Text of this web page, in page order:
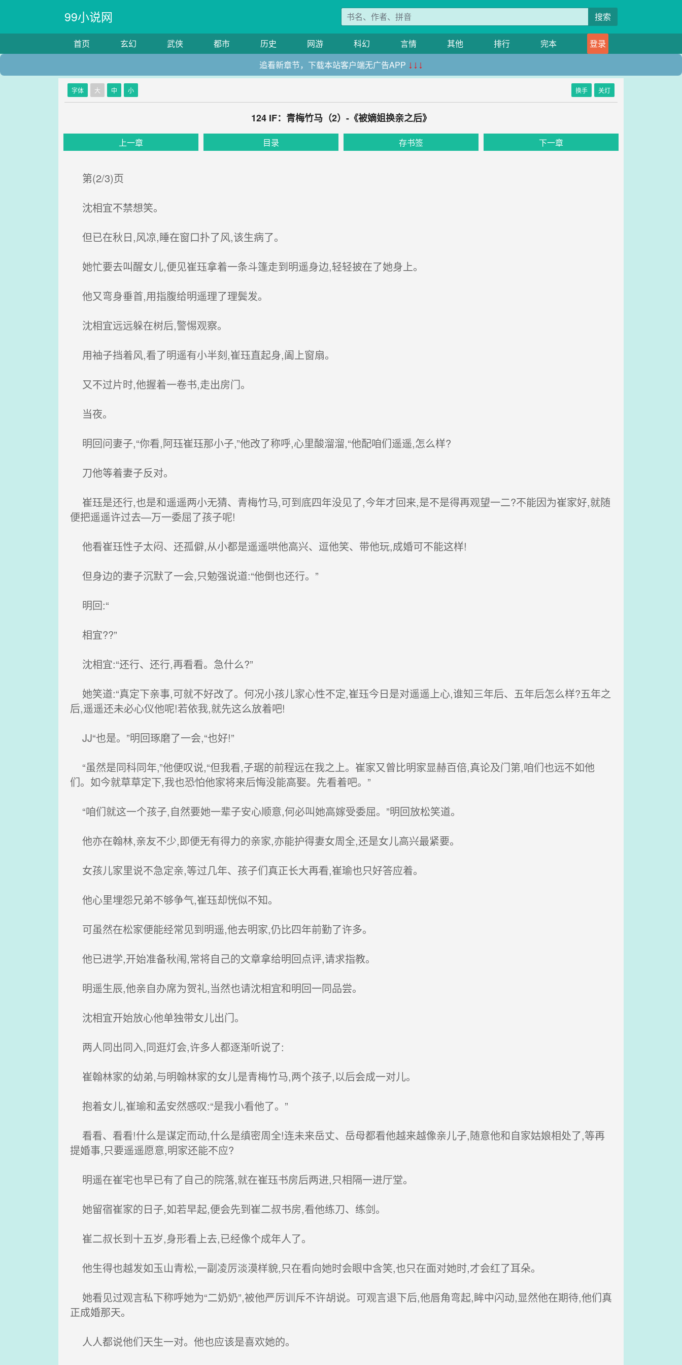
99小说网 搜索
首页 玄幻 武侠 都市 历史 网游 科幻 言情 其他 排行 完本
登录
追看新章节，下载本站客户端无广告APP ↓↓↓
字体 大 中 小 换手 关灯
124 IF：青梅竹马（2）-《被嫡姐换亲之后》
上一章 目录 存书签 下一章
第(2/3)页
沈相宜不禁想笑。
但已在秋日,风凉,睡在窗口扑了风,该生病了。
她忙要去叫醒女儿,便见崔珏拿着一条斗篷走到明遥身边,轻轻披在了她身上。
他又弯身垂首,用指腹给明遥理了理鬓发。
沈相宜远远躲在树后,警惕观察。
用袖子挡着风,看了明遥有小半刻,崔珏直起身,阖上窗扇。
又不过片时,他握着一卷书,走出房门。
当夜。
明回问妻子,“你看,阿珏崔珏那小子,”他改了称呼,心里酸溜溜,“他配咱们遥遥,怎么样?
刀他等着妻子反对。
崔珏是还行,也是和遥遥两小无猜、青梅竹马,可到底四年没见了,今年才回来,是不是得再观望一二?不能因为崔家好,就随
便把遥遥许过去—万一委屈了孩子呢!
他看崔珏性子太闷、还孤僻,从小都是遥遥哄他高兴、逗他笑、带他玩,成婚可不能这样!
但身边的妻子沉默了一会,只勉强说道:“他倒也还行。”
明回:“
相宜??”
沈相宜:“还行、还行,再看看。急什么?”
她笑道:“真定下亲事,可就不好改了。何况小孩儿家心性不定,崔珏今日是对遥遥上心,谁知三年后、五年后怎么样?五年之
后,遥遥还未必心仪他呢!若依我,就先这么放着吧!
JJ“也是。”明回琢磨了一会,“也好!”
“虽然是同科同年,”他便叹说,“但我看,子琚的前程远在我之上。崔家又曾比明家显赫百倍,真论及门第,咱们也远不如他
们。如今就草草定下,我也恐怕他家将来后悔没能高娶。先看着吧。”
“咱们就这一个孩子,自然要她一辈子安心顺意,何必叫她高嫁受委屈。”明回放松笑道。
他亦在翰林,亲友不少,即便无有得力的亲家,亦能护得妻女周全,还是女儿高兴最紧要。
女孩儿家里说不急定亲,等过几年、孩子们真正长大再看,崔瑜也只好答应着。
他心里埋怨兄弟不够争气,崔珏却恍似不知。
可虽然在松家便能经常见到明遥,他去明家,仍比四年前勤了许多。
他已进学,开始准备秋闱,常将自己的文章拿给明回点评,请求指教。
明遥生辰,他亲自办席为贺礼,当然也请沈相宜和明回一同品尝。
沈相宜开始放心他单独带女儿出门。
两人同出同入,同逛灯会,许多人都逐渐听说了:
崔翰林家的幼弟,与明翰林家的女儿是青梅竹马,两个孩子,以后会成一对儿。
抱着女儿,崔瑜和孟安然感叹:“是我小看他了。”
看看、看看!什么是谋定而动,什么是缜密周全!连未来岳丈、岳母都看他越来越像亲儿子,随意他和自家姑娘相处了,等再
提婚事,只要遥遥愿意,明家还能不应?
明遥在崔宅也早已有了自己的院落,就在崔珏书房后两进,只相隔一进厅堂。
她留宿崔家的日子,如若早起,便会先到崔二叔书房,看他练刀、练剑。
崔二叔长到十五岁,身形看上去,已经像个成年人了。
他生得也越发如玉山青松,一副凌厉淡漠样貌,只在看向她时会眼中含笑,也只在面对她时,才会红了耳朵。
她看见过观言私下称呼她为“二奶奶”,被他严厉训斥不许胡说。可观言退下后,他唇角弯起,眸中闪动,显然他在期待,他们真
正成婚那天。
人人都说他们天生一对。他也应该是喜欢她的。